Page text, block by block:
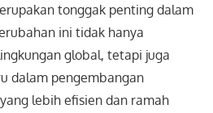
tonggak penting dalam
ini tidak hanya
global, tetapi juga
dalam pengembangan
lebih efisien dan ramah